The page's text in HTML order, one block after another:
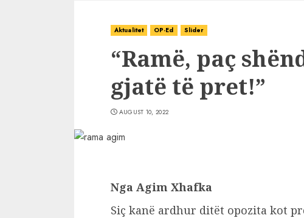
Aktualitet OP-Ed Slider
“Ramë, paç
gjatë të pret!”
AUGUST 10, 2022
Nga Agim Xhafka
Siç kanë ardhur ditët opozita kot